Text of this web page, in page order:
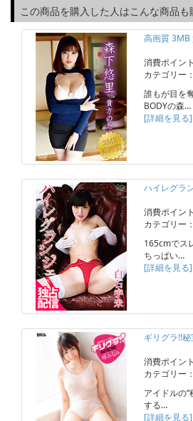
この商品を購入した人はこんな商品
高画質 3MB
消費ポイン
カテゴリー
誰もが目を
BODYの森…
[詳細を見る]
ハイレグラ
消費ポイン
カテゴリー
165cmでス
ちっぱい…
[詳細を見る]
ギリグラ!!
消費ポイン
カテゴリー
アイドルの“
する…
[詳細を見る]